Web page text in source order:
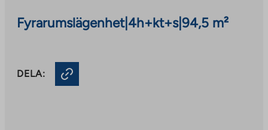
Fyrarumslägenhet| 4h+kt+s|94,5 m²
DELA: